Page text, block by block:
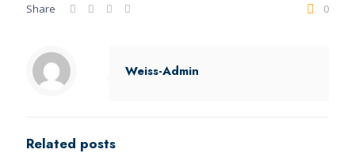
Share 0
Weiss-Admin
Related posts